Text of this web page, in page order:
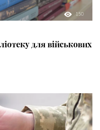
150
для військових